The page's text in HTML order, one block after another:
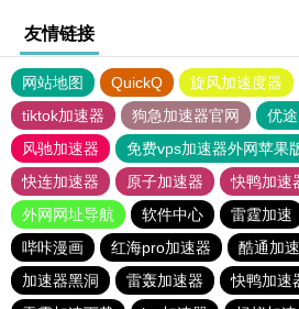
友情链接
网站地图 QuickQ 旋风加速度器
tiktok加速器
狗急加速器官网
优
风驰加速器
免费vps加速器外网苹果
快连加速器
原子加速器 快鸭加速
外网网址导航
软件中心 雷霆加速
哔咔漫画
红海pro加速器 酷通加
加速器黑洞
雷轰加速器 快鸭加速